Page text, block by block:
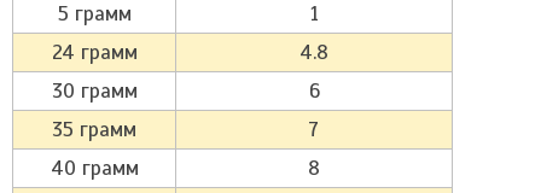
5 грамм
1
24 грамм
4.8
30 грамм
6
35 грамм
7
40 грамм
8